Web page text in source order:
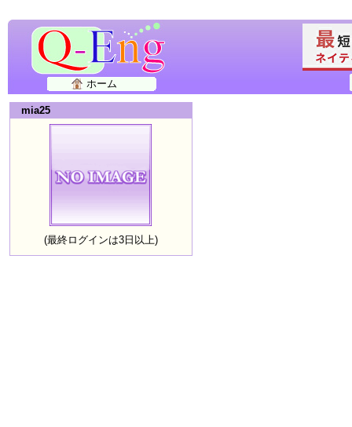
ホーム
mia25
(最終ログインは3日以上)